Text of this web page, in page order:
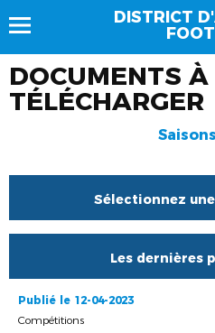
DISTRICT
DOCUMENTS À
TÉLÉCHARGER
Saisons
Sélectionnez
Les dernières
Publié le 12-04-2023
Compétitions